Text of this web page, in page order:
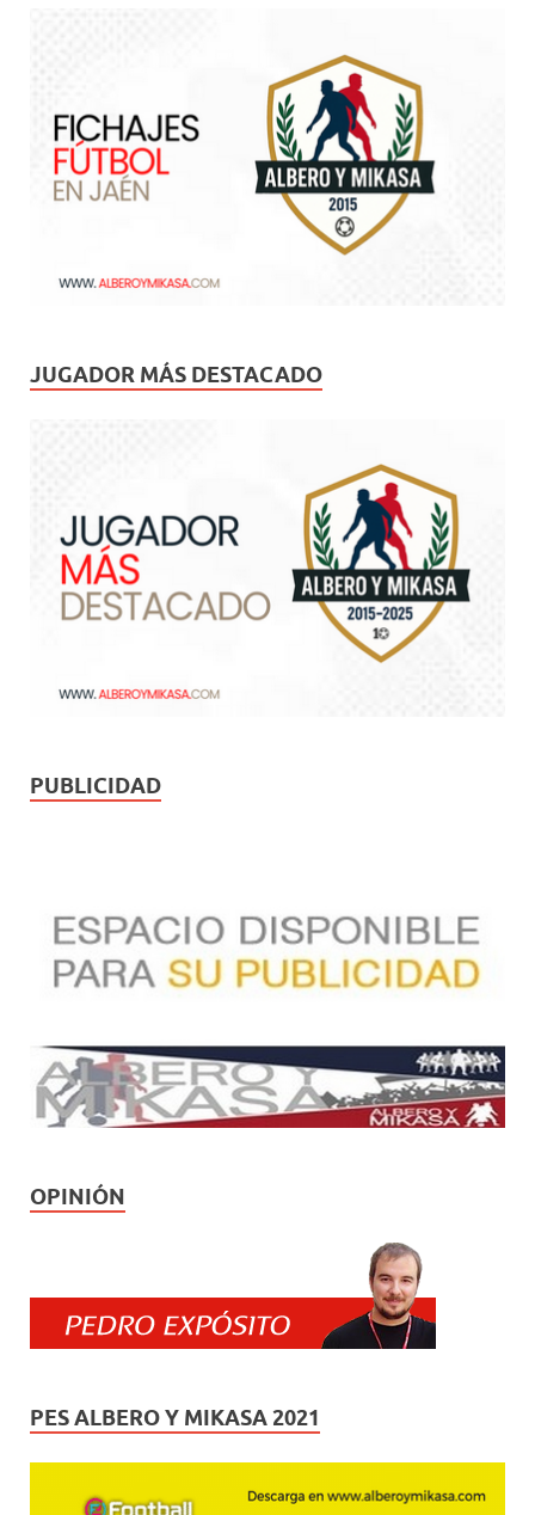
JUGADOR MÁS DESTACADO
PUBLICIDAD
OPINIÓN
PES ALBERO Y MIKASA 2021